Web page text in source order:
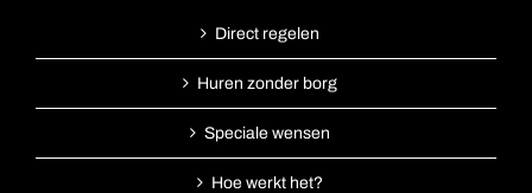
Direct regelen
Huren zonder borg
Speciale wensen
Hoe werkt het?